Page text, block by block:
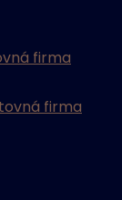
firma
firma